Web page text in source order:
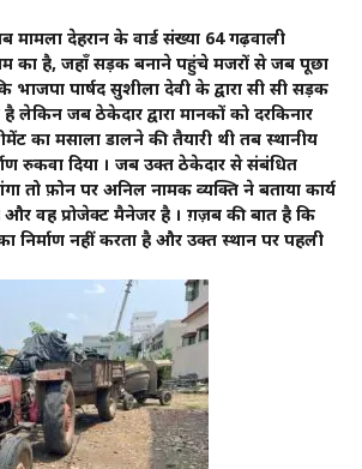
देहरादून के वार्ड संख्या 64 गढ़वाली
का है, जहाँ सड़क बनाने पहुंचे मजदूरों से जब पूछा
भाजपा पार्षद सुशीला देवी के द्वारा सी सी सड़क
है लेकिन जब ठेकेदार द्वारा मानकों को दरकिनार
का मसाला डालने की तैयारी थी तब स्थानीय
रुकवा दिया । जब उक्त ठेकेदार से संबंधित
तो फ़ोन पर अनिल नामक व्यक्ति ने बताया कार्य
और वह प्रोजेक्ट मैनेजर है । ग़ज़ब की बात है कि
नहीं करता है और उक्त स्थान पर पहली